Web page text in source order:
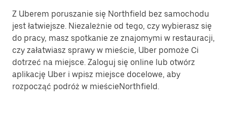
Z Uberem poruszanie się Northfield bez samochodu
jest łatwiejsze. Niezależnie od tego, czy wybierasz się
do pracy, masz spotkanie ze znajomymi w restauracji,
czy załatwiasz sprawy w mieście, Uber pomoże Ci
dotrzeć na miejsce. Zaloguj się online lub otwórz
aplikację Uber i wpisz miejsce docelowe, aby
rozpocząć podróż w mieścieNorthfield.